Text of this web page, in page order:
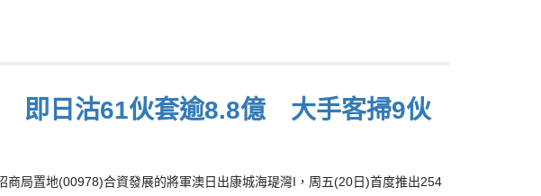
即日沽61伙套逾8.8億 大手客掃9伙
局置地(00978)合資發展的將軍澳日出康城海瑅灣I，周五(20日)首度推出254